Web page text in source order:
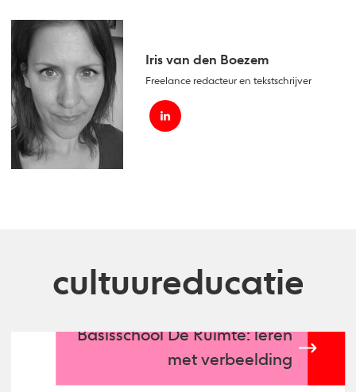
Iris van den Boezem
Freelance redacteur en tekstschrijver
cultuureducatie
Basisschool De Ruimte: leren
met verbeelding